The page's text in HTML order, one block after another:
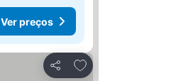
Ver preços
Partilhar
Adicionar aos